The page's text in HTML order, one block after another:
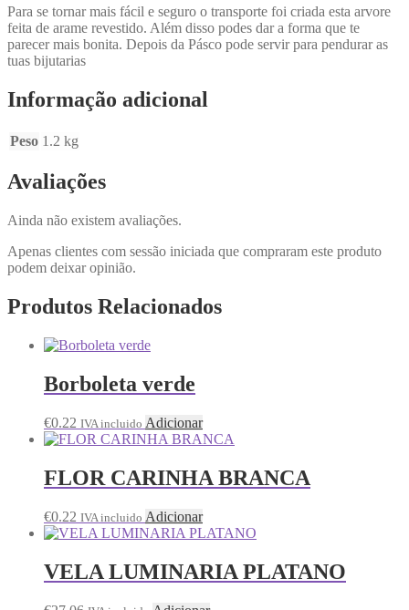
Para se tornar mais fácil e seguro o transporte foi criada esta arvore
feita de arame revestido. Além disso podes dar a forma que te
parecer mais bonita. Depois da Pásco pode servir para pendurar as
tuas bijutarias
Informação adicional
Peso 1.2 kg
Avaliações
Ainda não existem avaliações.
Apenas clientes com sessão iniciada que compraram este produto
podem deixar opinião.
Produtos Relacionados
Borboleta verde
€0.22 IVA incluido Adicionar
FLOR CARINHA BRANCA
€0.22 IVA incluido Adicionar
VELA LUMINARIA PLATANO